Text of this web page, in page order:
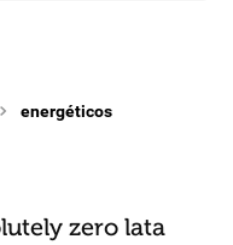
energéticos
zero lata